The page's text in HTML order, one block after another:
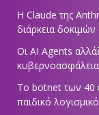
Η Claude της
διάρκεια
Οι AI Agents
κυβερνοασφάλεια
Το botnet των 40
παιδικό